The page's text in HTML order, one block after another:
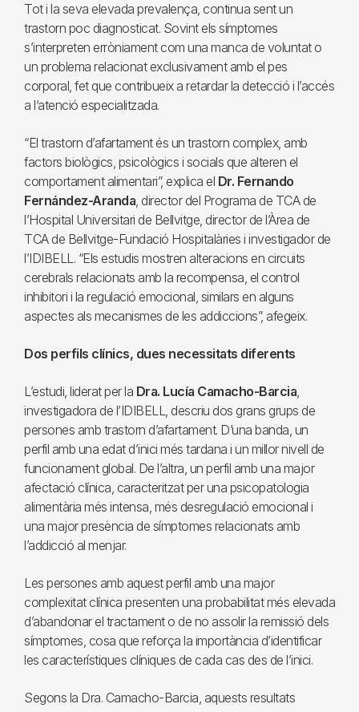
Tot i la seva elevada prevalença, continua sent un
trastorn poc diagnosticat. Sovint els símptomes
s’interpreten erròniament com una manca de voluntat o
un problema relacionat exclusivament amb el pes
corporal, fet que contribueix a retardar la detecció i l’accés
a l’atenció especialitzada.
“El trastorn d’afartament és un trastorn complex, amb
factors biològics, psicològics i socials que alteren el
comportament alimentari”, explica el Dr. Fernando
Fernández-Aranda, director del Programa de TCA de
l’Hospital Universitari de Bellvitge, director de l’Àrea de
TCA de Bellvitge-Fundació Hospitalàries i investigador de
l’IDIBELL. “Els estudis mostren alteracions en circuits
cerebrals relacionats amb la recompensa, el control
inhibitori i la regulació emocional, similars en alguns
aspectes als mecanismes de les addiccions”, afegeix.
Dos perfils clínics, dues necessitats diferents
L’estudi, liderat per la Dra. Lucía Camacho-Barcia,
investigadora de l’IDIBELL, descriu dos grans grups de
persones amb trastorn d’afartament. D’una banda, un
perfil amb una edat d’inici més tardana i un millor nivell de
funcionament global. De l’altra, un perfil amb una major
afectació clínica, caracteritzat per una psicopatologia
alimentària més intensa, més desregulació emocional i
una major presència de símptomes relacionats amb
l’addicció al menjar.
Les persones amb aquest perfil amb una major
complexitat clínica presenten una probabilitat més elevada
d’abandonar el tractament o de no assolir la remissió dels
símptomes, cosa que reforça la importància d’identificar
les característiques clíniques de cada cas des de l’inici.
Segons la Dra. Camacho-Barcia, aquests resultats